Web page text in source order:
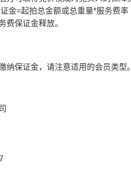
金=起拍总金额或总重量*服务费率
费保证金释放。
纳保证金，请注意适用的会员类型